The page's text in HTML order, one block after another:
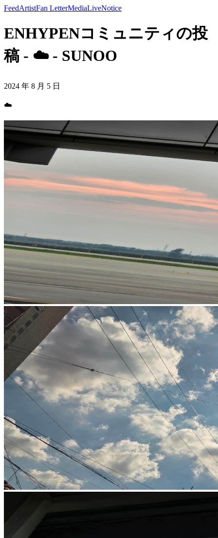
FeedArtistFan LetterMediaLiveNotice
ENHYPENコミュニティの投
稿 - ☁️ - SUNOO
2024 年 8 月 5 日
☁️